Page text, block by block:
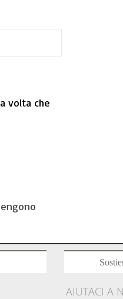
volta che
AIUTACI A